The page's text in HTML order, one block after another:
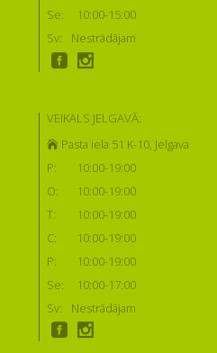
Se:
10:00-15:00
Sv:
Nestrādājam
VEIKALS JELGAVĀ:
Pasta iela 51 K-10, Jelgava
P:
10:00-19:00
O:
10:00-19:00
T:
10:00-19:00
C:
10:00-19:00
P:
10:00-19:00
Se:
10:00-17:00
Sv:
Nestrādājam